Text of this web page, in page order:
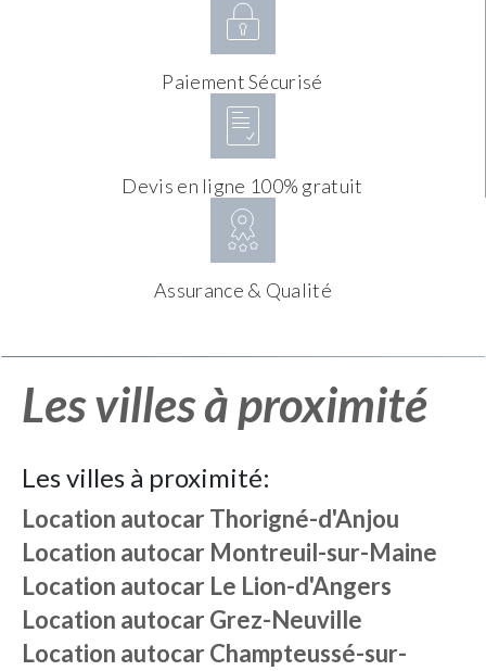
Paiement Sécurisé
Devis en ligne 100% gratuit
Assurance & Qualité
Les villes à proximité
Les villes à proximité:
Location autocarThorigné-d'Anjou
Location autocar Montreuil-sur-Maine
Location autocar Le Lion-d'Angers
Location autocarGrez-Neuville
Location autocarChampteussé-sur-